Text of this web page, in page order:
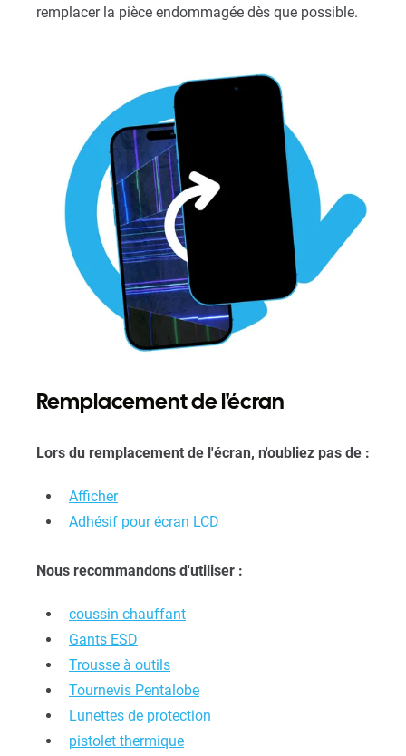
remplacer la pièce endommagée dès que possible.
Remplacement de l'écran
Lors du remplacement de l'écran, n'oubliez pas de :
Afficher
Adhésif pour écran LCD
Nous recommandons d'utiliser :
coussin chauffant
Gants ESD
Trousse à outils
Tournevis Pentalobe
Lunettes de protection
pistolet thermique